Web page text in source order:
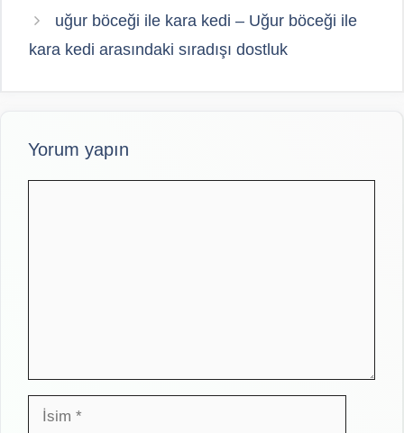
uğur böceği ile kara kedi – Uğur böceği ile
kara kedi arasındaki sıradışı dostluk
Yorum yapın
İsim